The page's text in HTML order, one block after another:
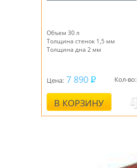
Объем 30 л
Толщина стенок 1,5 мм
Толщина дна 2 мм
Цена: 7 890
В КОРЗИНУ
Кол-во: